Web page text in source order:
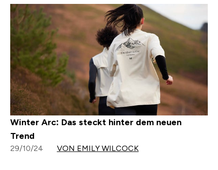
Winter Arc: Das steckt hinter dem neuen
Trend
29/10/24 VON EMILY WILCOCK